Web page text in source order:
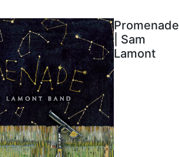
Promenade
| Sam
Lamont